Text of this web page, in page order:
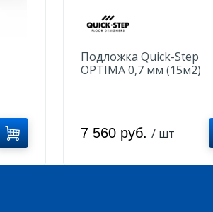
Подложка Quick-Step
OPTIMA 0,7 мм (15м2)
7 560 руб. / шт